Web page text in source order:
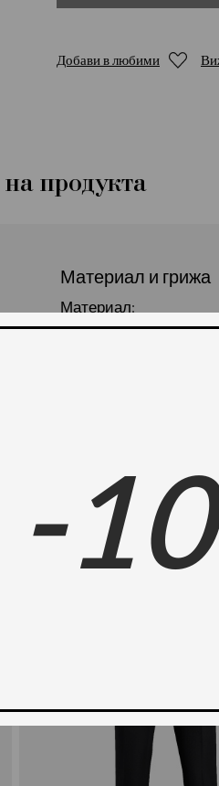
Добави в любими
продукта
Материал и грижа
Материал:
-